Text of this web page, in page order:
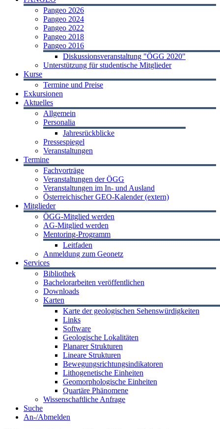
Pangeo 2026
Pangeo 2024
Pangeo 2022
Pangeo 2018
Pangeo 2016
Diskussionsveranstaltung "ÖGG 2020"
Unterstützung für studentische Mitglieder
Kurse
Termine und Preise
Exkursionen
Aktuelles
Allgemein
Personalia
Jahresrückblicke
Pressespiegel
Veranstaltungen
Termine
Fachvorträge
Veranstaltungen der ÖGG
Veranstaltungen im In- und Ausland
Österreichischer GEO-Kalender (extern)
Mitglieder
ÖGG-Mitglied werden
AG-Mitglied werden
Mentoring-Programm
Leitfaden
Anmeldung zum Geonetz
Services
Bibliothek
Bachelorarbeiten veröffentlichen
Downloads
Karten
Karte der geologischen Sehenswürdigkeiten
Links
Software
Geologische Lokalitäten
Planarer Strukturen
Lineare Strukturen
Bewegungsrichtungsindikatoren
Lithogenetische Einheiten
Geomorphologische Einheiten
Quartäre Phänomene
Wissenschaftliche Anfrage
Suche
An-/Abmelden